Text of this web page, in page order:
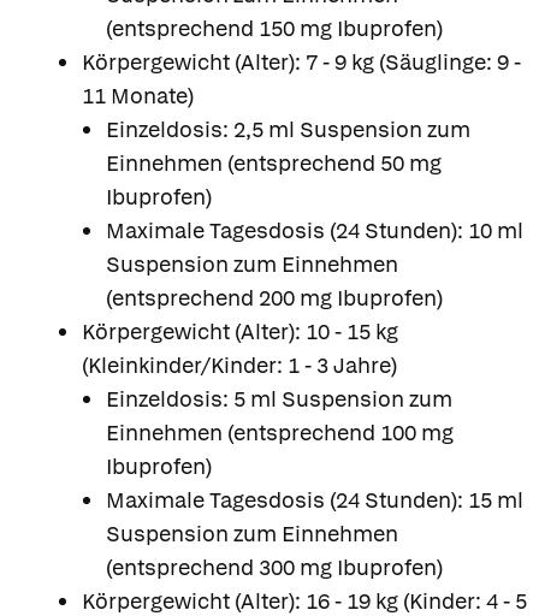
(entsprechend 150 mg Ibuprofen)
Körpergewicht (Alter): 7 - 9 kg (Säuglinge: 9 -
11 Monate)
Einzeldosis: 2,5 ml Suspension zum
Einnehmen (entsprechend 50 mg
Ibuprofen)
Maximale Tagesdosis (24 Stunden): 10 ml
Suspension zum Einnehmen
(entsprechend 200 mg Ibuprofen)
Körpergewicht (Alter): 10 - 15 kg
(Kleinkinder/Kinder: 1 - 3 Jahre)
Einzeldosis: 5 ml Suspension zum
Einnehmen (entsprechend 100 mg
Ibuprofen)
Maximale Tagesdosis (24 Stunden): 15 ml
Suspension zum Einnehmen
(entsprechend 300 mg Ibuprofen)
Körpergewicht (Alter): 16 - 19 kg (Kinder: 4 - 5